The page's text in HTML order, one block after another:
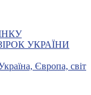
УКРАЇНИ
Європа, світ